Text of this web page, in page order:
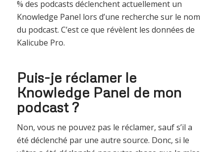
% des podcasts déclenchent actuellement un
Knowledge Panel lors d’une recherche sur le nom
du podcast. C’est ce que révèlent les données de
Kalicube Pro.
Puis-je réclamer le
Knowledge Panel de mon
podcast ?
Non, vous ne pouvez pas le réclamer, sauf s’il a
été déclenché par une autre source. Donc, si le